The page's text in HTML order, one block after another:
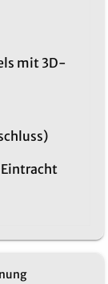
mit 3D-